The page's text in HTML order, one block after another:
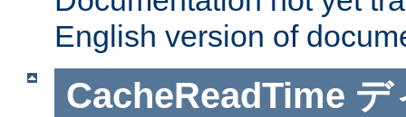
English version of
CacheReadTime デ